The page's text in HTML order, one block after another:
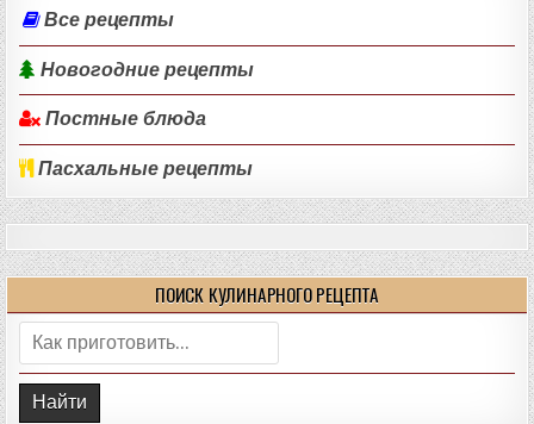
Все рецепты
Новогодние рецепты
Постные блюда
Пасхальные рецепты
ПОИСК КУЛИНАРНОГО РЕЦЕПТА
Поиск: